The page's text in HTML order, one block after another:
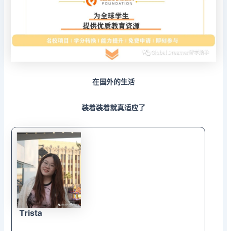
在国外的生活
装着装着就真适应了
Trista